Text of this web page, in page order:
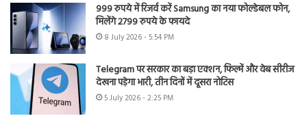
999 रुपये में रिजर्व करें Samsung का नया फोल्डेबल फोन,
मिलेंगे 2799 रुपये के फायदे
8 July 2026 - 5:54 PM
Telegram पर सरकार का बड़ा एक्शन, फिल्में और वेब सीरीज
देखना पड़ेगा भारी, तीन दिनों में दूसरा नोटिस
5 July 2026 - 2:25 PM